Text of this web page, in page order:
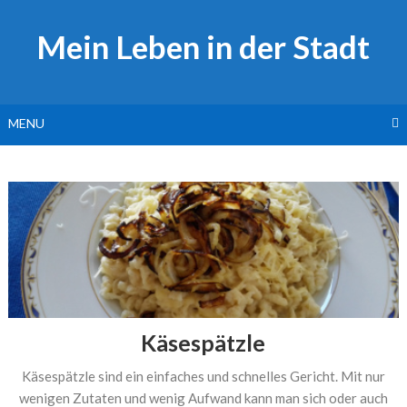
contentMein Leben in der Stadt
MENU
Käsespätzle
Käsespätzle sind ein einfaches und schnelles Gericht. Mit nur
wenigen Zutaten und wenig Aufwand kann man sich oder auch